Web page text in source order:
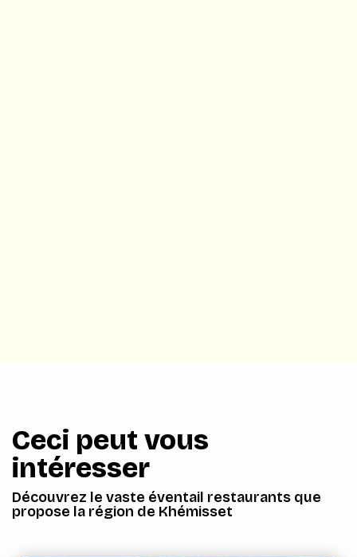
Ceci peut vous
intéresser
Découvrez le vaste éventail restaurants que
propose la région de Khémisset